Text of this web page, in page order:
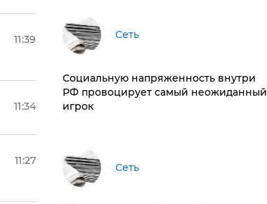
11:39
11:34
11:27
Сеть
Социальную напряженность внутри
РФ провоцирует самый неожиданный
игрок
Сеть